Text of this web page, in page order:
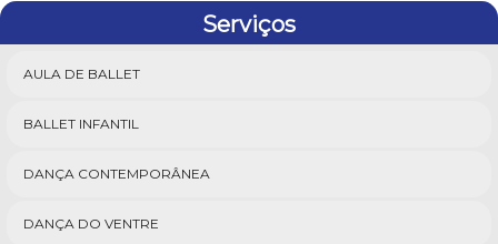
Serviços
AULA DE BALLET
BALLET INFANTIL
DANÇA CONTEMPORÂNEA
DANÇA DO VENTRE